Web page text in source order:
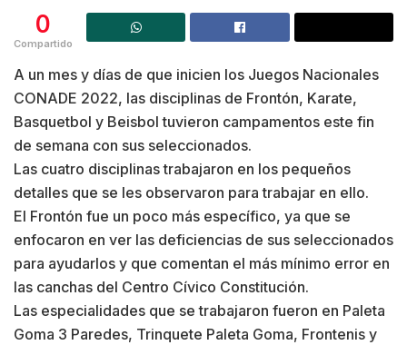
0
Compartido
A un mes y días de que inicien los Juegos Nacionales
CONADE 2022, las disciplinas de Frontón, Karate,
Basquetbol y Beisbol tuvieron campamentos este fin
de semana con sus seleccionados.
Las cuatro disciplinas trabajaron en los pequeños
detalles que se les observaron para trabajar en ello.
El Frontón fue un poco más específico, ya que se
enfocaron en ver las deficiencias de sus seleccionados
para ayudarlos y que comentan el más mínimo error en
las canchas del Centro Cívico Constitución.
Las especialidades que se trabajaron fueron en Paleta
Goma 3 Paredes, Trinquete Paleta Goma, Frontenis y